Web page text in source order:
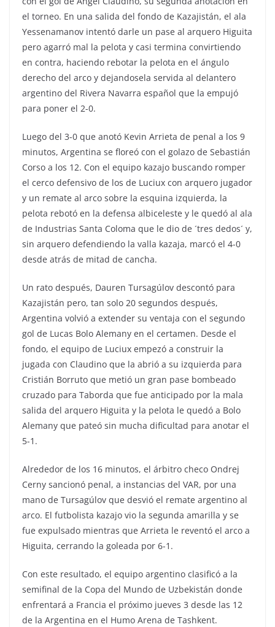
el torneo. En una salida del fondo de Kazajistán, el ala
Yessenamanov intentó darle un pase al arquero Higuita
pero agarró mal la pelota y casi termina convirtiendo
en contra, haciendo rebotar la pelota en el ángulo
derecho del arco y dejandosela servida al delantero
argentino del Rivera Navarra español que la empujó
para poner el 2-0.
Luego del 3-0 que anotó Kevin Arrieta de penal a los 9
minutos, Argentina se floreó con el golazo de Sebastián
Corso a los 12. Con el equipo kazajo buscando romper
el cerco defensivo de los de Luciux con arquero jugador
y un remate al arco sobre la esquina izquierda, la
pelota rebotó en la defensa albiceleste y le quedó al ala
de Industrias Santa Coloma que le dio de ´tres dedos´ y,
sin arquero defendiendo la valla kazaja, marcó el 4-0
desde atrás de mitad de cancha.
Un rato después, Dauren Tursagúlov descontó para
Kazajistán pero, tan solo 20 segundos después,
Argentina volvió a extender su ventaja con el segundo
gol de Lucas Bolo Alemany en el certamen. Desde el
fondo, el equipo de Luciux empezó a construir la
jugada con Claudino que la abrió a su izquierda para
Cristián Borruto que metió un gran pase bombeado
cruzado para Taborda que fue anticipado por la mala
salida del arquero Higuita y la pelota le quedó a Bolo
Alemany que pateó sin mucha dificultad para anotar el
5-1.
Alrededor de los 16 minutos, el árbitro checo Ondrej
Cerny sancionó penal, a instancias del VAR, por una
mano de Tursagúlov que desvió el remate argentino al
arco. El futbolista kazajo vio la segunda amarilla y se
fue expulsado mientras que Arrieta le reventó el arco a
Higuita, cerrando la goleada por 6-1.
Con este resultado, el equipo argentino clasificó a la
semifinal de la Copa del Mundo de Uzbekistán donde
enfrentará a Francia el próximo jueves 3 desde las 12
de la Argentina en el Humo Arena de Tashkent.